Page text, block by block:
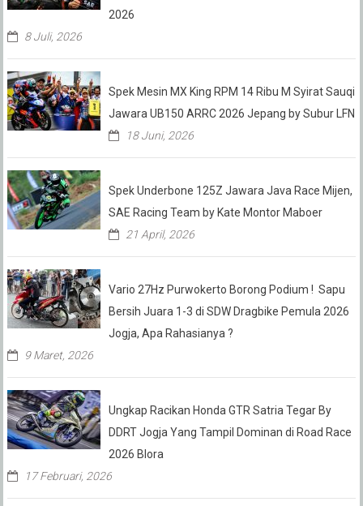
2026
8 Juli, 2026
Spek Mesin MX King RPM 14 Ribu M Syirat Sauqi
Jawara UB150 ARRC 2026 Jepang by Subur LFN
18 Juni, 2026
Spek Underbone 125Z Jawara Java Race Mijen,
SAE Racing Team by Kate Montor Maboer
21 April, 2026
Vario 27Hz Purwokerto Borong Podium ! Sapu
Bersih Juara 1-3 di SDW Dragbike Pemula 2026
Jogja, Apa Rahasianya ?
9 Maret, 2026
Ungkap Racikan Honda GTR Satria Tegar By
DDRT Jogja Yang Tampil Dominan di Road Race
2026 Blora
17 Februari, 2026